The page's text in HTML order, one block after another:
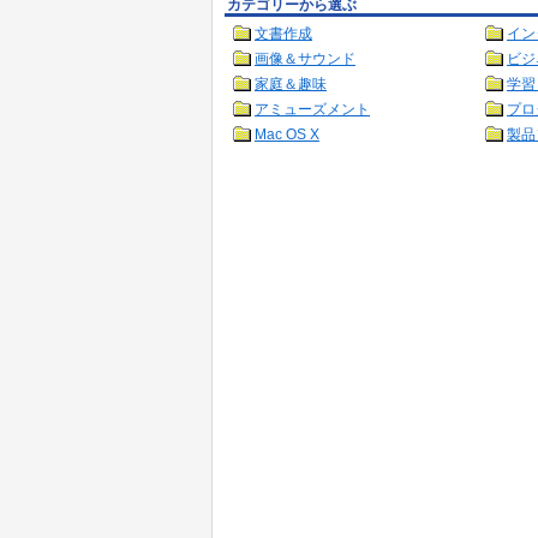
カテゴリーから選ぶ
文書作成
イ
画像＆サウンド
ビ
家庭＆趣味
学
アミューズメント
プ
Mac OS X
製